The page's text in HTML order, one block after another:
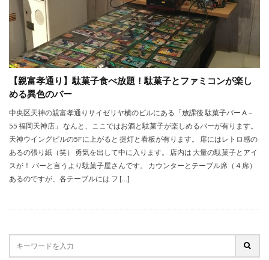
【親富孝通り】駄菓子食べ放題！駄菓子とファミコンが楽し
める異色のバー
中央区天神の親富孝通りサイゼリヤ横のビルにある「放課後 駄菓子バー A－
55 福岡天神店」 なんと、ここではお酒と駄菓子が楽しめるバーが有ります。
天神ウイングビルの5Fに上がると 提灯と看板が有ります。 扉にはレトロ感の
あるの張り紙（笑） 勇気を出して中に入ります。 店内は 大量の駄菓子とアイ
スが！ バーと言うより駄菓子屋さんです。 カウンターとテーブル席（４席）
あるのですが、各テーブルには フ […]